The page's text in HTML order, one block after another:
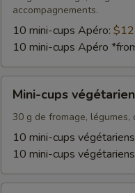
accompagnements.
10 mini-cups Apéro:
10 mini-cups Apéro
cups
végétariens
Mini-cups
30 g de fromage,
10 mini-cups
10 mini-cups